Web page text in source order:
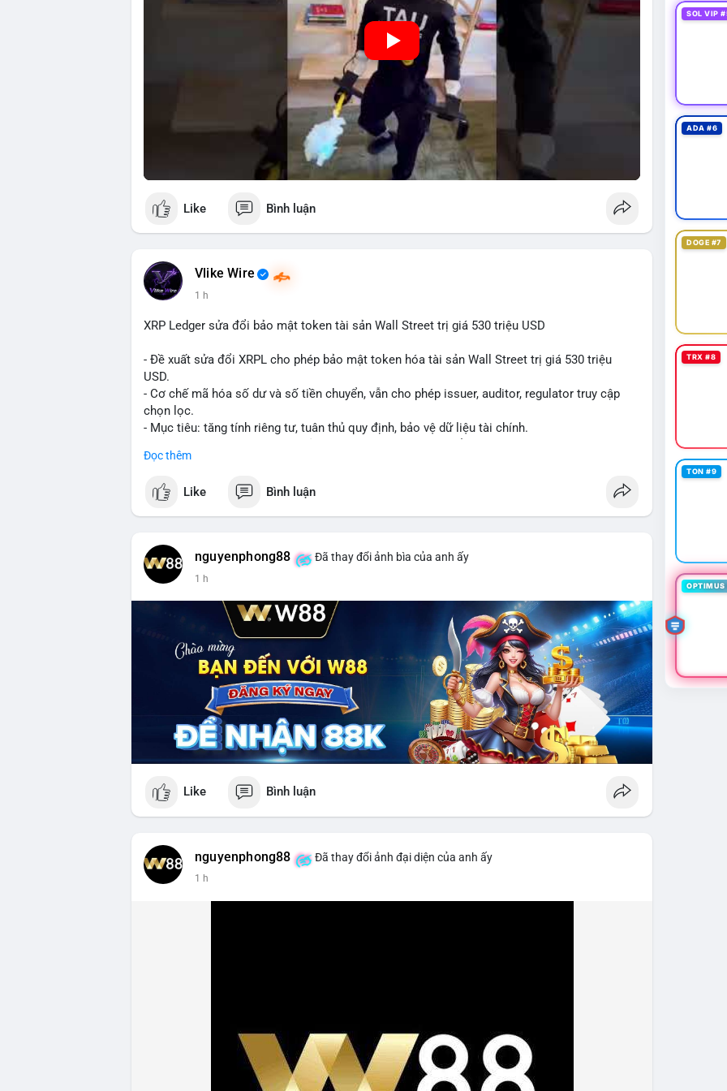
Like Bình luận
Vlike Wire
1 h
XRP Ledger sửa đổi bảo mật token tài sản Wall Street trị giá 530 triệu USD
- Đề xuất sửa đổi XRPL cho phép bảo mật token hóa tài sản Wall Street trị giá 530 triệu
USD.
- Cơ chế mã hóa số dư và số tiền chuyển, vẫn cho phép issuer, auditor, regulator truy cập
chọn lọc.
- Mục tiêu: tăng tính riêng tư, tuân thủ quy định, bảo vệ dữ liệu tài chính.
$xrp
#vlikevn
📰 Nguồn: CoinDesk
Đọc thêm
Like Bình luận
nguyenphong88 Đã thay đổi ảnh bìa của anh ấy
1 h
Like Bình luận
nguyenphong88 Đã thay đổi ảnh đại diện của anh ấy
1 h
SOL VIP
ADA #6
DOGE #7
TRX #8
TON #9
OPTIMUS